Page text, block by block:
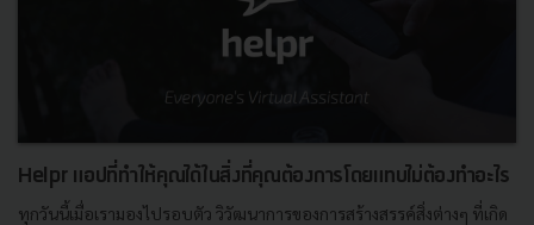
Helpr แอปที่ทำให้คุณได้ในสิ่งที่คุณต้องการโดยแทบไม่ต้องทำอะไร
ทุกวันนี้เมื่อเรามองไปรอบตัว วิวัฒนาการของการสร้างสรรค์สิ่งต่างๆ ที่เกิด